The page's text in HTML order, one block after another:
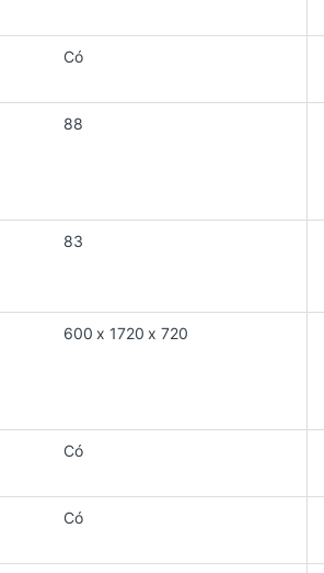
Có
88
83
600 x 1720 x 720
Có
Có